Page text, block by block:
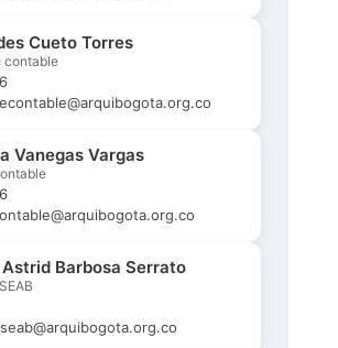
Cueto Torres
contable
Vanegas Vargas
Barbosa Serrato